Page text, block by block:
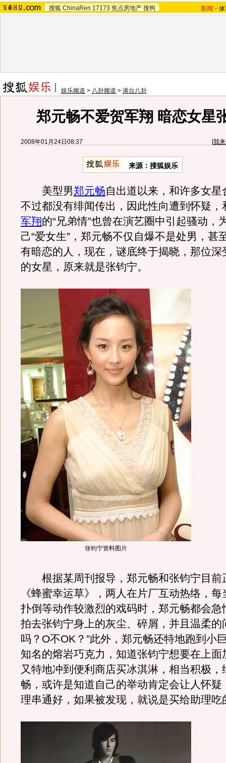
搜狐 ChinaRen 17173 焦点房地产 搜狗 新闻 -
娱乐频道 > 八卦频道 > 港台八卦
郑元畅不爱贺军翔 暗恋女星
2008年01月24日08:37 [我
来源：搜狐娱乐
美型男郑元畅自出道以来，和许多女星
不过都没有绯闻传出，因此性向遭到怀疑，
军翔的“兄弟情”也曾在演艺圈中引起骚动，
己“爱女生”，郑元畅不仅自爆不是处男，甚
有暗恋的人，现在，谜底终于揭晓，那位深
的女星，原来就是张钧宁。
张钧宁资料图片
根据某周刊报导，郑元畅和张钧宁目前
《蜂蜜幸运草》，两人在片厂互动热络，
扑倒等动作较激烈的戏码时，郑元畅都会急
拍去张钧宁身上的灰尘、碎屑，并且温柔的
吗？O不OK？”此外，郑元畅还特地跑到小
知名的熔岩巧克力，知道张钧宁想要在上面
又特地冲到便利商店买冰淇淋，相当积极，
畅，或许是知道自己的举动肯定会让人怀疑
理串通好，如果被发现，就说是买给助理吃